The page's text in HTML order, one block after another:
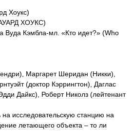
Хоукс)
ХОУКС)
Вуда Кэмбла-мл . «Кто идет?» (Who
), Маргарет Шеридан (Никки),
(доктор Кэррингтон), Даглас
Дайкс), Роберт Николз (лейтенант
на исследовательскую станцию на
летающего объекта – то ли